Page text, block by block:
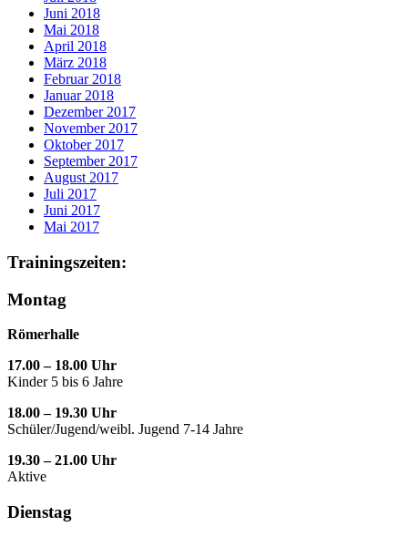
Juni 2018
Mai 2018
April 2018
März 2018
Februar 2018
Januar 2018
Dezember 2017
November 2017
Oktober 2017
September 2017
August 2017
Juli 2017
Juni 2017
Mai 2017
Trainingszeiten:
Montag
Römerhalle
17.00 – 18.00 Uhr
Kinder 5 bis 6 Jahre
18.00 – 19.30 Uhr
Schüler/Jugend/weibl. Jugend 7-14 Jahre
19.30 – 21.00 Uhr
Aktive
Dienstag